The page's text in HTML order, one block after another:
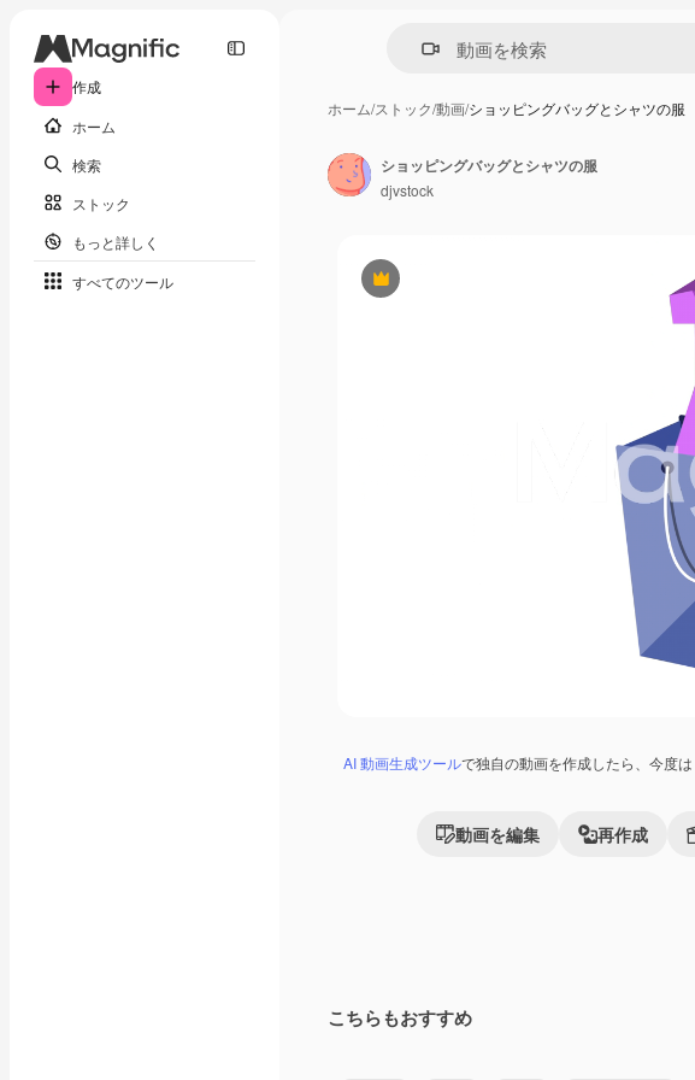
作成
ホーム
検索
ストック
もっと詳しく
すべてのツール
ホーム/ストック/動画/ショッピングバッグとシャツの服
Premium
AI 動画生成ツールで独自の動画を作成したら、今度は
動画を編集 再作成
ショッピングバッグとシャツの服
djvstock
こちらもおすすめ